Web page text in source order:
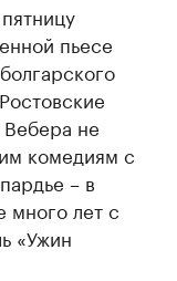
пьесе
не
комедиям с
– в
много лет с
«Ужин